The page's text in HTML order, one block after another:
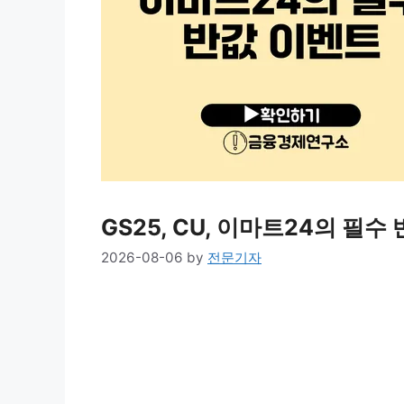
GS25, CU, 이마트24의 필수
2026-08-06 by 전문기자